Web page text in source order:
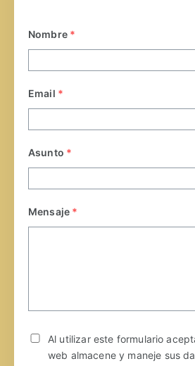
Nombre *
Email *
Asunto *
Mensaje *
Al utilizar este formulario
web almacene y maneje sus